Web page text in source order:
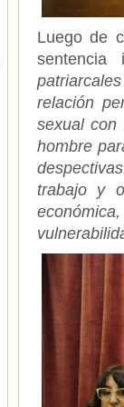
Luego de
sentencia
relación
sexual con
hombre
trabajo y